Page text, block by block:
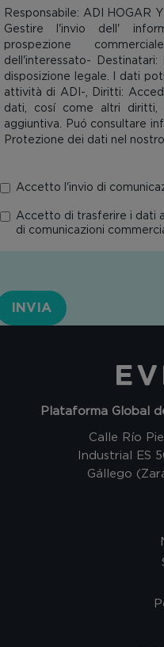
de
condiciones
*
Responsabile: ADI HOGAR
Gestire l'invio dell'
prospezione
dell'interessato-
disposizione legale. I dati
attività di ADI-, Diritti:
dati, cosí come altri diritti,
aggiuntiva. Puó consultare
Protezione dei dati nel
Accetto l'invio di
Accetto di trasferire i dati
di comunicazioni
INVIA
Plataforma Global
Calle Río
Industrial ES
Gállego